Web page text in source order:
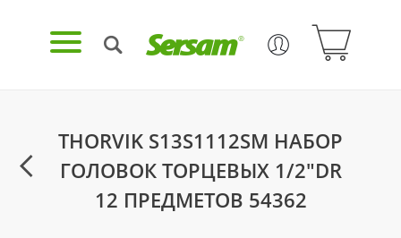
THORVIK S13S1112SM НАБОР
ГОЛОВОК ТОРЦЕВЫХ 1/2"DR
12 ПРЕДМЕТОВ 54362